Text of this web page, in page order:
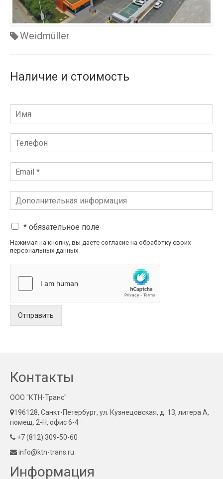
Weidmüller
Наличие и стоимость
* обязательное поле
Нажимая на кнопку, вы даете согласие на обработку своих
персональных данных
Отправить
Контакты
ООО "КТН-Транс"
196128, Санкт-Петербург, ул. Кузнецовская, д. 13, литера А,
помещ. 2-Н, офис 6-4
+7 (812) 309-50-60
info@ktn-trans.ru
Информация